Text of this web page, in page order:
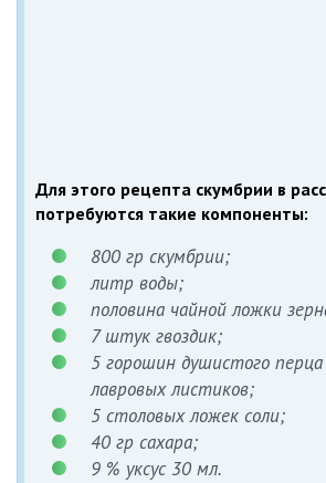
Для этого рецепта скумбрии в
потребуются такие компоненты:
800 гр скумбрии;
литр воды;
половина чайной ложки
7 штук гвоздик;
5 горошин душистого
лавровых листиков;
5 столовых ложек соли;
40 гр сахара;
9 % уксус 30 мл.